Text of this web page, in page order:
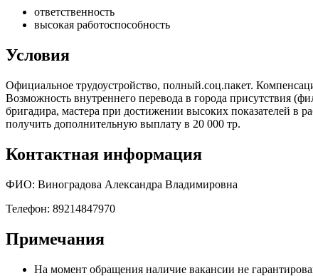
ответственность
высокая работоспособность
Условия
Официальное трудоустройство, полный.соц.пакет.
Возможность внутреннего перевода в города присутствия
бригадира, мастера при достижении высоких показателей в
получить дополнительную выплату в 20 000 тр.
Контактная информация
ФИО: Виноградова Александра Владимировна
Телефон: 89214847970
Примечания
На момент обращения наличие вакансии не